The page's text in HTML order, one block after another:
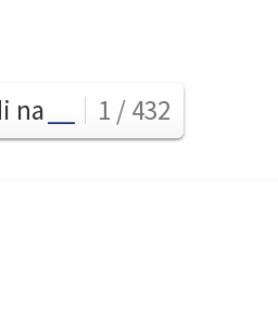
na 1 / 432